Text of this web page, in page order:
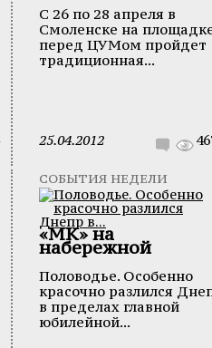
С 26 по 28 апреля в
Смоленске на
перед ЦУМом пройдет
традиционная...
25.04.2012
СОБЫТИЯ НЕДЕЛИ
«МК» на
набережной
Половодье. Особенно
красочно разлился
в пределах главной
юбилейной...